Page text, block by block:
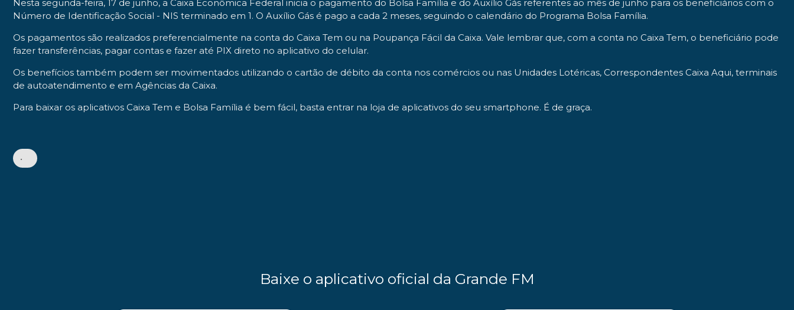
Nesta segunda-feira, 17 de junho, a Caixa Econômica Federal inicia o pagamento do Bolsa Família e do Auxílio Gás referentes ao mês de junho para os beneficiários com o
Número de Identificação Social - NIS terminado em 1. O Auxílio Gás é pago a cada 2 meses, seguindo o calendário do Programa Bolsa Família.
Os pagamentos são realizados preferencialmente na conta do Caixa Tem ou na Poupança Fácil da Caixa. Vale lembrar que, com a conta no Caixa Tem, o beneficiário pode
fazer transferências, pagar contas e fazer até PIX direto no aplicativo do celular.
Os benefícios também podem ser movimentados utilizando o cartão de débito da conta nos comércios ou nas Unidades Lotéricas, Correspondentes Caixa Aqui, terminais
de autoatendimento e em Agências da Caixa.
Para baixar os aplicativos Caixa Tem e Bolsa Família é bem fácil, basta entrar na loja de aplicativos do seu smartphone. É de graça.
•
Baixe o aplicativo oficial da Grande FM